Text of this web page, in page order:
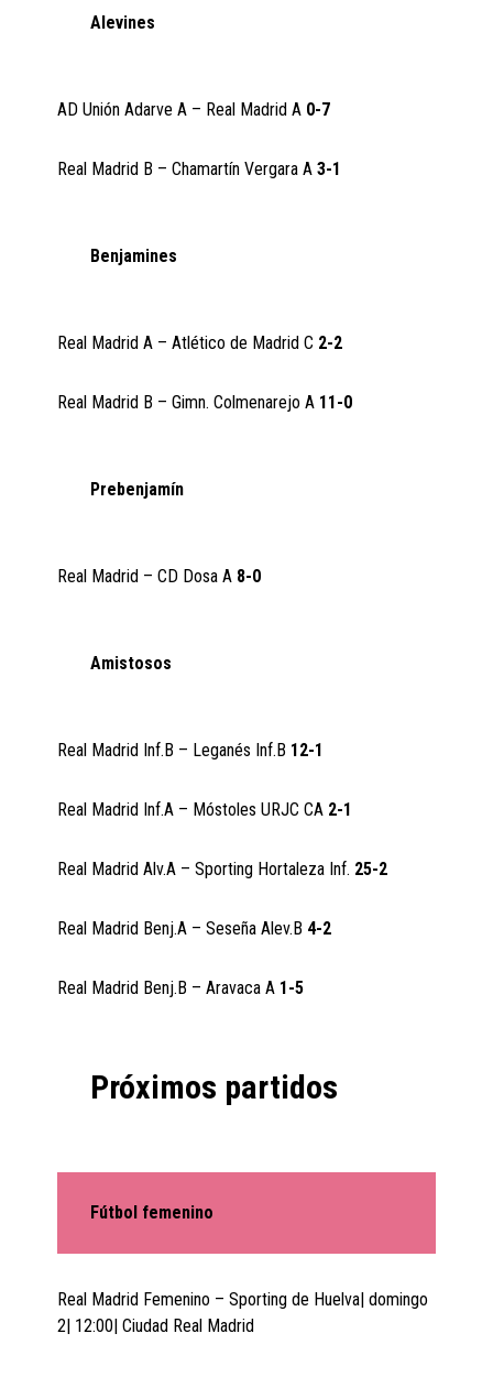
Alevines
AD Unión Adarve A – Real Madrid A 0-7
Real Madrid B – Chamartín Vergara A3-1
Benjamines
Real Madrid A – Atlético de Madrid C 2-2
Real Madrid B – Gimn. Colmenarejo A 11-0
Prebenjamín
Real Madrid – CD Dosa A 8-0
Amistosos
Real Madrid Inf.B – Leganés Inf.B 12-1
Real Madrid Inf.A – Móstoles URJC CA 2-1
Real Madrid Alv.A – Sporting Hortaleza Inf. 25-2
Real Madrid Benj.A – Seseña Alev.B 4-2
Real Madrid Benj.B – Aravaca A 1-5
Próximos partidos
Fútbol femenino
Real Madrid Femenino – Sporting de Huelva| domingo
2| 12:00| Ciudad Real Madrid